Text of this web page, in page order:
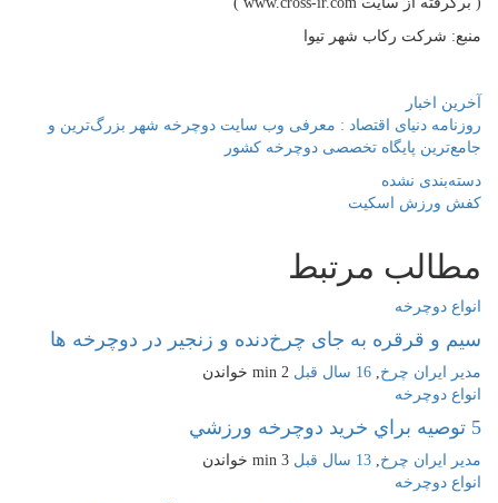
منبع: شرکت رکاب شهر تیوا
آخرین اخبار
روزنامه دنیای اقتصاد : معرفی وب سایت دوچرخه شهر بزرگ‌ترین و
جامع‌ترین پایگاه تخصصی دوچرخه‌ کشور
دسته‌بندی نشده
کفش ورزش اسکیت
مطالب مرتبط
انواع دوچرخه
سیم و قرقره به جای چرخ‌دنده و زنجیر در دوچرخه ها
مدیر ایران چرخ, 16 سال قبل 2 min
خواندن
انواع دوچرخه
5 توصيه براي خريد دوچرخه ورزشي
مدیر ایران چرخ, 13 سال قبل 3 min
خواندن
انواع دوچرخه